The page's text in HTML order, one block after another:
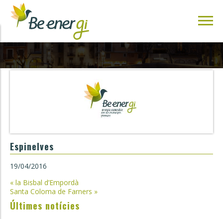
Espinelves
19/04/2016
Navegació
d'entrades
« la Bisbal d’Empordà
Santa Coloma de Farners »
Últimes notícies